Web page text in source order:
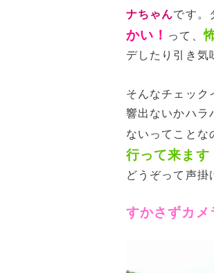
ナちゃんです。
かい！ って、
デしたり引き気
そんなチェック
響出ないかハラ
ないってことな
行って来ます
どうぞって声掛
すかさずカメ